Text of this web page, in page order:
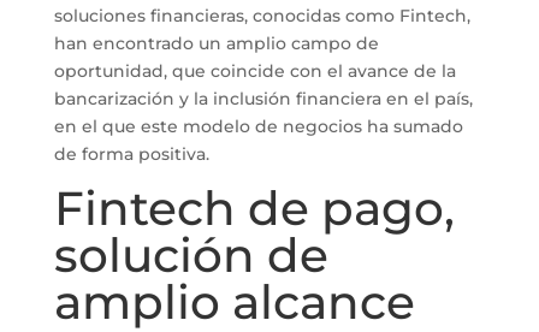
soluciones financieras, conocidas como Fintech,
han encontrado un amplio campo de
oportunidad, que coincide con el avance de la
bancarización y la inclusión financiera en el país,
en el que este modelo de negocios ha sumado
de forma positiva.
Fintech de pago,
solución de
amplio alcance